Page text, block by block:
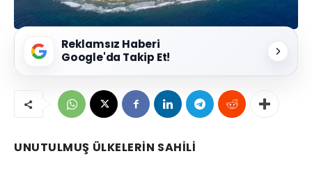
Reklamsız Haberi
Google'da Takip Et!
UNUTULMUŞ ÜLKELERİN SAHİLİ